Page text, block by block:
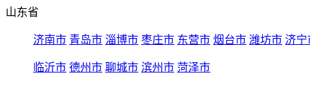
山东省
济南市 青岛市 淄博市 枣庄市 东营市 烟台市 潍坊市 济宁
临沂市 德州市 聊城市 滨州市 菏泽市